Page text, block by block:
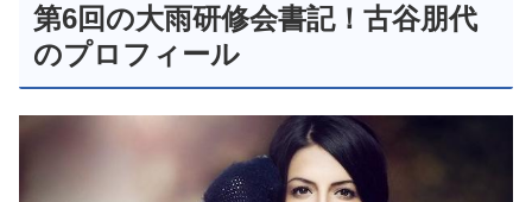
第6回の大雨研修会書記！古谷朋代
のプロフィール